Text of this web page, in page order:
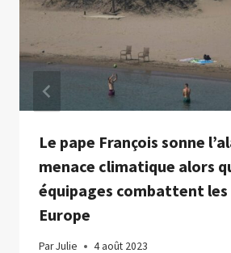
Le pape François sonne
menace climatique alors
équipages combattent les
Europe
ParJulie 4 août 2023